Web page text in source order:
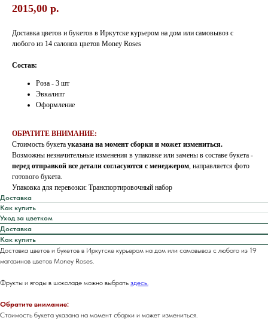
2015,00 р.
Доставка цветов и букетов в Иркутске курьером на дом или самовывоз с
любого из 14 салонов цветов Money Roses
Состав:
Роза - 3 шт
Эвкалипт
Оформление
ОБРАТИТЕ ВНИМАНИЕ:
Стоимость букета указана на момент сборки и может измениться.
Возможны незначительные изменения в упаковке или замены в составе букета -
перед отправкой все детали согласуются с менеджером , направляется фото
готового букета.
Упаковка для перевозки: Транспортировочный набор
Доставка
Как купить
Уход за цветком
Доставка
Как купить
Доставка цветов и букетов в Иркутске курьером на дом или самовывоз с любого из 19
магазинов цветов Money Roses.
Фрукты и ягоды в шоколаде можно выбрать здесь.
Обратите внимание:
Стоимость букета указана на момент сборки и может измениться.